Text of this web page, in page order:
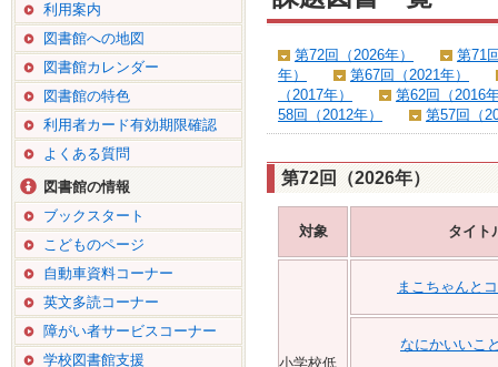
利用案内
図書館への地図
図書館カレンダー
図書館の特色
利用者カード有効期限確認
よくある質問
図書館の情報
ブックスタート
こどものページ
自動車資料コーナー
英文多読コーナー
障がい者サービスコーナー
学校図書館支援
第72回（2026年）
第71
年）
第67回（2021年）
（2017年）
第62回（2016
58回（2012年）
第57回（
第72回（2026年）
対象 タイト
小学校低
まこちゃんと
なにかいいこ